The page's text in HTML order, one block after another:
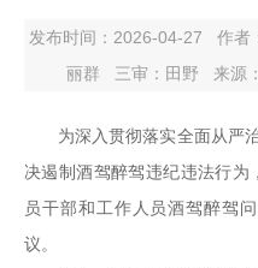
发布时间：2026-04-27 作者
丽群
三审： 田野 来源
为深入贯彻落实全面从严
决遏制酒驾醉驾违纪违法行为
员干部和工作人员酒驾醉驾
议。